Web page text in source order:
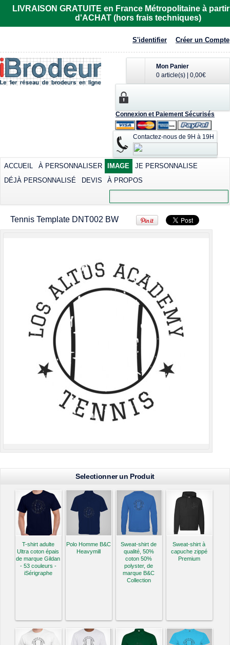
LIVRAISON GRATUITE en France Métropolitaine à
d'ACHAT (hors frais techniques)
S'identifier Créer un Compte
Mon Panier
0 article(s)
0,00€
Connexion et Paiement Sécurisés
Contactez-nous de 9H à 19H
ACCUEIL À PERSONNALISER IMAGE
JE PERSONNALISE
DÉJÀ PERSONNALISÉ
DEVIS À PROPOS
Tennis Template DNT002 BW
Imprimer dès
23,87€*
Sérigraphier dès
Transférer dès
view all customizable products
Selectionner un Produit
T-shirt adulte
Ultra coton épais
de marque Gildan
- 53 couleurs -
iSérigraphe
Polo Homme B&C
Heavymill
Sweat-shirt de
qualité, 50%
coton 50%
polyster, de
marque B&C
Collection
Sweat-shirt à
capuche zippé
Premium